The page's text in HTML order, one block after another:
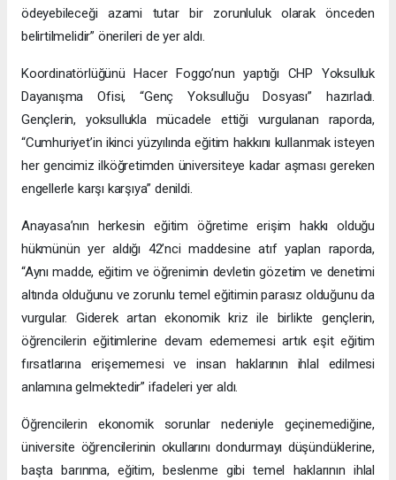
ödeyebileceği azami tutar bir zorunluluk olarak önceden
belirtilmelidir” önerileri de yer aldı.
Koordinatörlüğünü Hacer Foggo’nun yaptığı CHP Yoksulluk
Dayanışma Ofisi, “Genç Yoksulluğu Dosyası” hazırladı.
Gençlerin, yoksullukla mücadele ettiği vurgulanan raporda,
“Cumhuriyet’in ikinci yüzyılında eğitim hakkını kullanmak isteyen
her gencimiz ilköğretimden üniversiteye kadar aşması gereken
engellerle karşı karşıya” denildi.
Anayasa’nın herkesin eğitim öğretime erişim hakkı olduğu
hükmünün yer aldığı 42’nci maddesine atıf yaplan raporda,
“Aynı madde, eğitim ve öğrenimin devletin gözetim ve denetimi
altında olduğunu ve zorunlu temel eğitimin parasız olduğunu da
vurgular. Giderek artan ekonomik kriz ile birlikte gençlerin,
öğrencilerin eğitimlerine devam edememesi artık eşit eğitim
fırsatlarına erişememesi ve insan haklarının ihlal edilmesi
anlamına gelmektedir” ifadeleri yer aldı.
Öğrencilerin ekonomik sorunlar nedeniyle geçinemediğine,
üniversite öğrencilerinin okullarını dondurmayı düşündüklerine,
başta barınma, eğitim, beslenme gibi temel haklarının ihlal